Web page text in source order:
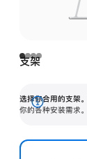
支架
选择你合用的支架。
你的各种安装需求。
展